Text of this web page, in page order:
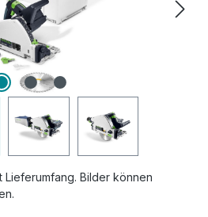
Lieferumfang. Bilder können